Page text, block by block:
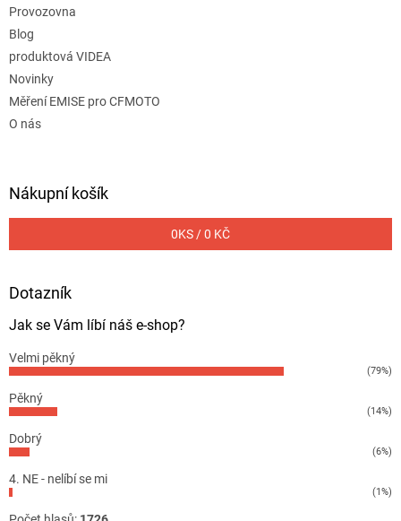
Provozovna
Blog
produktová VIDEA
Novinky
Měření EMISE pro CFMOTO
O nás
Nákupní košík
0KS /0 KČ
Dotazník
Jak se Vám líbí náš e-shop?
Velmi pěkný
(79%)
Pěkný
(14%)
Dobrý
(6%)
4. NE - nelíbí se mi
(1%)